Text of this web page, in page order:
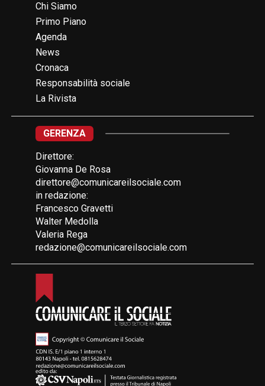
Chi Siamo
Primo Piano
Agenda
News
Cronaca
Responsabilità sociale
La Rivista
GERENZA
Direttore:
Giovanna De Rosa
direttore@comunicareilsociale.com
in redazione:
Francesco Gravetti
Walter Medolla
Valeria Rega
redazione@comunicareilsociale.com